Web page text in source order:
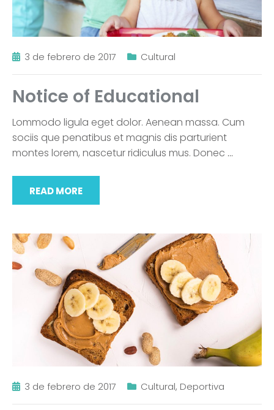
3 de febrero de 2017 Cultural
Notice of Educational
Lommodo ligula eget dolor. Aenean massa. Cum
sociis que penatibus et magnis dis parturient
montes lorem, nascetur ridiculus mus. Donec …
READ MORE
3 de febrero de 2017 Cultural, Deportiva